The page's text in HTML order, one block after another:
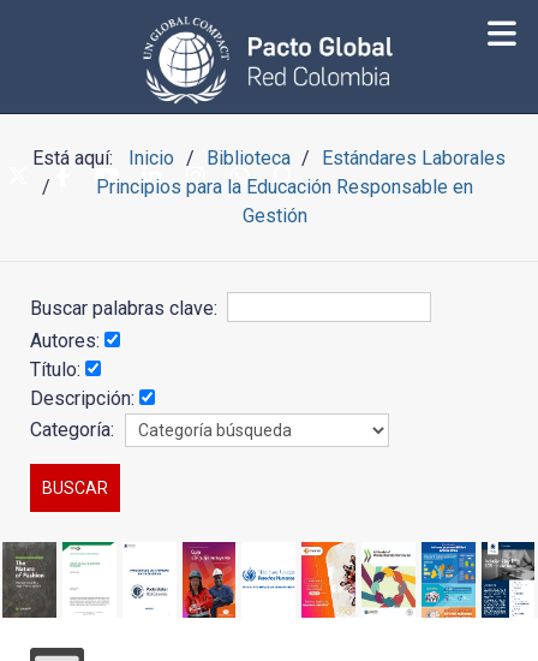
Está aquí: Inicio Biblioteca
Estándares Laborales
Principios para la Educación Responsable en
Gestión
Buscar palabras clave:
Autores:
Título:
Descripción:
Categoría: